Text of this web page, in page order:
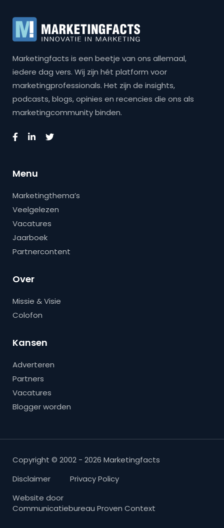
Marketingfacts is een beetje van ons allemaal,
iedere dag vers. Wij zijn hét platform voor
marketingprofessionals. Het zijn de insights,
podcasts, blogs, opinies en recencies die ons als
marketingcommunity binden.
Menu
Marketingthema’s
Veelgelezen
Vacatures
Jaarboek
Partnercontent
Over
Missie & Visie
Colofon
Kansen
Adverteren
Partners
Vacatures
Blogger worden
Copyright © 2002 - 2026 Marketingfacts
Disclaimer
Privacy Policy
Website door
Communicatiebureau Proven Context